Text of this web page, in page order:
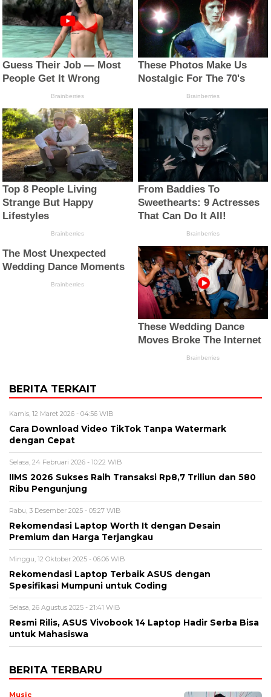
BERITA TERKAIT
Kamis, 12 Maret 2026 - 04:56 WIB
Cara Download Video TikTok Tanpa Watermark
dengan Cepat
Selasa, 24 Februari 2026 - 10:22 WIB
IIMS 2026 Sukses Raih Transaksi Rp8,7 Triliun dan 580
Ribu Pengunjung
Rabu, 3 Desember 2025 - 05:27 WIB
Rekomendasi Laptop Worth It dengan Desain
Premium dan Harga Terjangkau
Minggu, 12 Oktober 2025 - 06:06 WIB
Rekomendasi Laptop Terbaik ASUS dengan
Spesifikasi Mumpuni untuk Coding
Selasa, 26 Agustus 2025 - 21:41 WIB
Resmi Rilis, ASUS Vivobook 14 Laptop Hadir Serba Bisa
untuk Mahasiswa
BERITA TERBARU
Music